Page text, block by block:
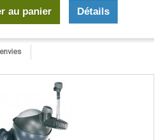
au panier Détails